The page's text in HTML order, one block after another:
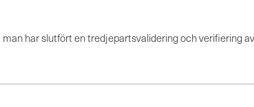
har slutfört en tredjepartsvalidering och verifiering